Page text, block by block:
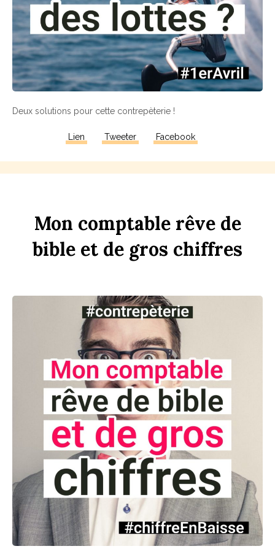
Deux solutions pour cette contrepèterie !
Lien Tweeter Facebook
Mon comptable rêve de
bible et de gros chiffres